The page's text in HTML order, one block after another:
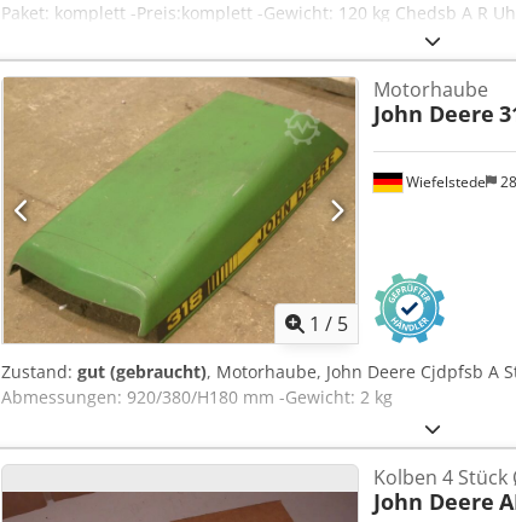
Paket: komplett -Preis:komplett -Gewicht: 120 kg Chedsb A R
1 / 5
Wiefelstede
Motorhaube
John Deere
Zustand: gut (gebraucht), Motorhaube, John Deere Cjdpfsb A
Abmessungen: 920/380/H180 mm -Gewicht: 2 kg
Kolben 4
John Deere